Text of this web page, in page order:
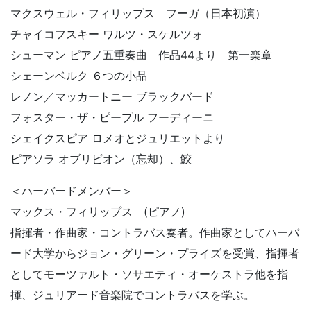
マクスウェル・フィリップス フーガ（日本初演）
チャイコフスキー ワルツ・スケルツォ
シューマン ピアノ五重奏曲 作品44より 第一楽章
シェーンベルク ６つの小品
レノン／マッカートニー ブラックバード
フォスター・ザ・ピープル フーディーニ
シェイクスピア ロメオとジュリエットより
ピアソラ オブリビオン（忘却）、鮫
＜ハーバードメンバー＞
マックス・フィリップス (ピアノ)
指揮者・作曲家・コントラバス奏者。作曲家としてハーバ
ード大学からジョン・グリーン・プライズを受賞、指揮者
としてモーツァルト・ソサエティ・オーケストラ他を指
揮、ジュリアード音楽院でコントラバスを学ぶ。